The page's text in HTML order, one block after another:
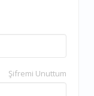
Şifremi Unuttum